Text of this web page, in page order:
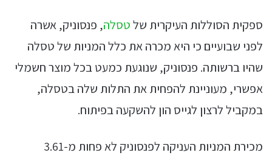
ספקית הסוללות העיקרית שלטסלה, פנסוניק, אשרה
לפני שבועיים כי היא מכרה את כלל המניות של טסלה
שהיו ברשותה. פנסוניק, שנוגעת כמעט בכל מוצר חשמלי
אפשרי, מעוניינת להפחית את התלות שלה בטסלה,
במקביל לרצון לגייס הון להשקעה בפיתוח.
מכירת המניות העניקה לפנסוניק לא פחות מ-3.61